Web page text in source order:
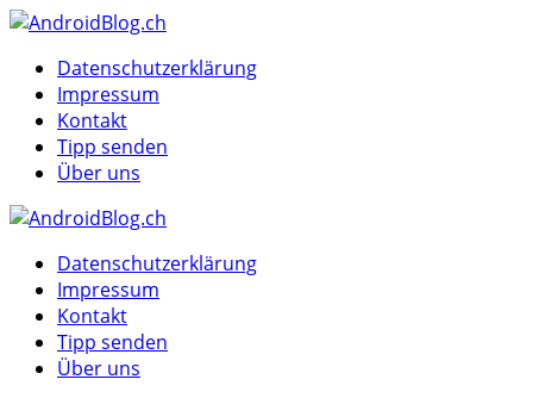
Menu
MenuDatenschutzerklärung
Impressum
Kontakt
Tipp senden
Über uns
Datenschutzerklärung
Impressum
Kontakt
Tipp senden
Über uns